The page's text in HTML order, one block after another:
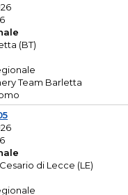
(BT)
Team Barletta
di Lecce (LE)